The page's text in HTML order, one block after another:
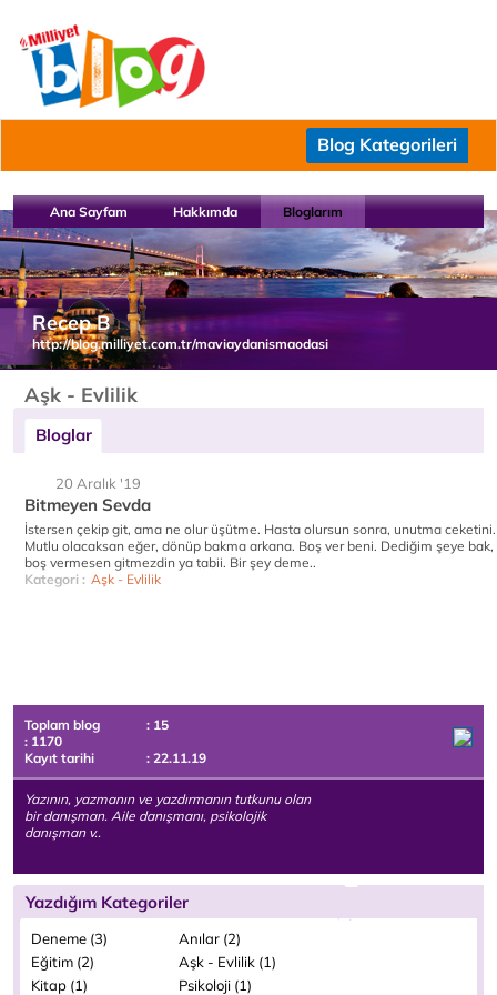
Blog Kategorileri
Ana Sayfam Hakkımda Bloglarım
Recep B
http://blog.milliyet.com.tr/maviaydanismaodasi
Aşk - Evlilik
Bloglar
20 Aralık '19
Bitmeyen Sevda
İstersen çekip git, ama ne olur üşütme. Hasta olursun sonra, unutma ceketini.
Mutlu olacaksan eğer, dönüp bakma arkana. Boş ver beni. Dediğim şeye bak,
boş vermesen gitmezdin ya tabii. Bir şey deme..
Kategori : Aşk - Evlilik
Toplam blog
: 15
: 1170
Kayıt tarihi
: 22.11.19
Yazının, yazmanın ve yazdırmanın tutkunu olan
bir danışman. Aile danışmanı, psikolojik
danışman v..
Yazdığım Kategoriler
Deneme (3)
Anılar (2)
Eğitim (2)
Aşk - Evlilik (1)
Kitap (1)
Psikoloji (1)